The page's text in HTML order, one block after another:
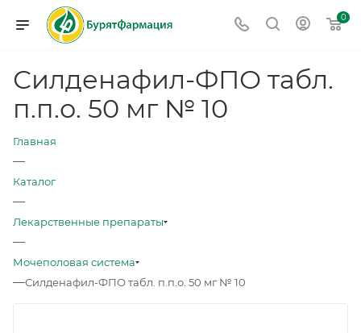
0
Силденафил-ФПО табл.
п.п.о. 50 мг № 10
Главная
—
Каталог
—
Лекарственные препараты
—
Мочеполовая система
—Силденафил-ФПО табл. п.п.о. 50 мг № 10